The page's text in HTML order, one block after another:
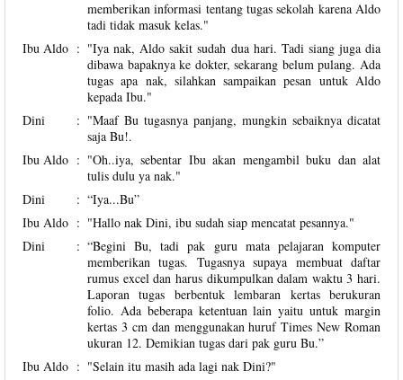
memberikan informasi tentang tugas sekolah karena Aldo
tadi tidak masuk kelas."
Ibu Aldo : "Iya nak, Aldo sakit sudah dua hari. Tadi siang juga dia
dibawa bapaknya ke dokter, sekarang belum pulang. Ada
tugas apa nak, silahkan sampaikan pesan untuk Aldo
kepada Ibu."
Dini
: "Maaf Bu tugasnya panjang, mungkin sebaiknya dicatat
saja Bu!.
Ibu Aldo : "Oh..iya, sebentar Ibu akan mengambil buku dan alat
tulis dulu ya nak."
Dini
: “Iya...Bu”
Ibu Aldo : "Hallo nak Dini, ibu sudah siap mencatat pesannya."
Dini
: “Begini Bu, tadi pak guru mata pelajaran komputer
memberikan tugas. Tugasnya supaya membuat daftar
rumus excel dan harus dikumpulkan dalam waktu 3 hari.
Laporan tugas berbentuk lembaran kertas berukuran
folio. Ada beberapa ketentuan lain yaitu untuk margin
kertas 3 cm dan menggunakan huruf Times New Roman
ukuran 12. Demikian tugas dari pak guru Bu.”
Ibu Aldo : "Selain itu masih ada lagi nak Dini?"